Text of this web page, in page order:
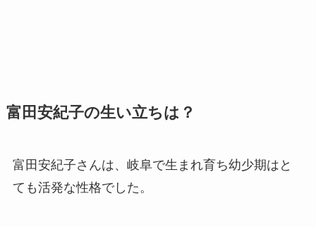
富田安紀子の生い立ちは？
富田安紀子さんは、岐阜で生まれ育ち幼少期はと
ても活発な性格でした。